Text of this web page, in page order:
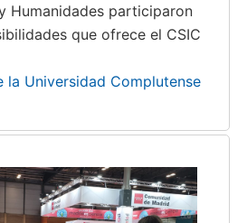
Humanidades participaron
que ofrece el CSIC
la Universidad Complutense